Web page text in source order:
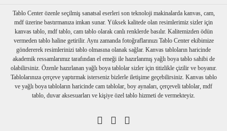
takılarak baloncuklu ambalaja sarılıp, kartonlanır. Nakliye
sırasında hasar görmesi engellenir.
Birden fazla tablo alımı yapılırsa her biri ayrı ayrı
paketlenerek müşterilerimize ulaştırılır.
Tablo Center özenle seçilmiş sanatsal eserleri son teknoloji makinalarda kanvas, cam,
mdf üzerine bastırmanıza imkan sunar. Yüksek kalitede olan resimlerimiz sizler için
kanvas tablo, mdf tablo, cam tablo olarak canlı renklerde basılır. Kalitemizden ödün
vermeden tablo haline getirilir. Aynı zamanda fotoğraflarınızı Tablo Center ekibimize
göndererek resimlerinizi tablo olmasına olanak sağlar. Kanvas tabloların haricinde
akademik ressamlarımız tarafından el emeği ile hazırlanmış yağlı boya tablo sahibi de
olabilirsiniz. Özenle hazırlanan yağlı boya tablolar sizler için titizlikle çizilir ve boyanır.
Tablolarınıza çerçeve yaptırmak isterseniz bizlerle iletişime geçebilirsiniz. Kanvas tablo
ve yağlı boya tabloların haricinde cam tablolar, boy aynaları, çerçeveli tablolar, mdf
tablo, duvar aksesuarları ve kişiye özel tablo hizmeti de vermekteyiz.